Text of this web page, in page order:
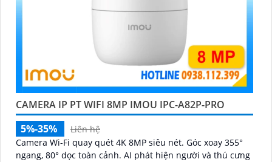
CAMERA IP PT WIFI 8MP IMOU IPC-A82P-PRO
5%-35%
Liên hệ
Camera Wi-Fi quay quét 4K 8MP siêu nét. Góc xoay 355°
ngang, 80° dọc toàn cảnh. AI phát hiện người và thú cưng